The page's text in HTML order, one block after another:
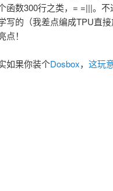
函数300行之类，= =|||。
写的（我差点编成TPU直
点！
如果你装个Dosbox， 这玩